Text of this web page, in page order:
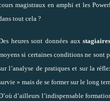
magistraux en amphi et les
tout cela ?
heures sont données aux
si certaines conditions ne sont
l’analyse de pratiques et sur la
» mais de se former sur le long
d’ailleurs l’indispensable